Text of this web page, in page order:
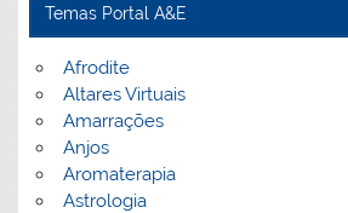
Temas Portal A&E
Afrodite
Altares Virtuais
Amarrações
Anjos
Aromaterapia
Astrologia